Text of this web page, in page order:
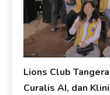
Lions Club
Curalis AI, dan